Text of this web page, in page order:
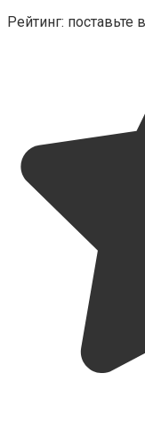
Рейтинг: поставьте